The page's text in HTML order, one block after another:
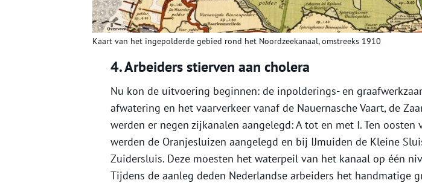
Kaart van het ingepolderde gebied rond het Noordzeekanaal, omstreeks 1910
4. Arbeiders stierven aan cholera
Nu kon de uitvoering beginnen: de inpolderings- en
afwatering en het vaarverkeer vanaf de Nauernasche Vaart, de
werden er negen zijkanalen aangelegd: A tot en met I. Ten oosten
werden de Oranjesluizen aangelegd en bij IJmuiden de Kleine
Zuidersluis. Deze moesten het waterpeil van het kanaal op één
Tijdens de aanleg deden Nederlandse arbeiders het handmatige